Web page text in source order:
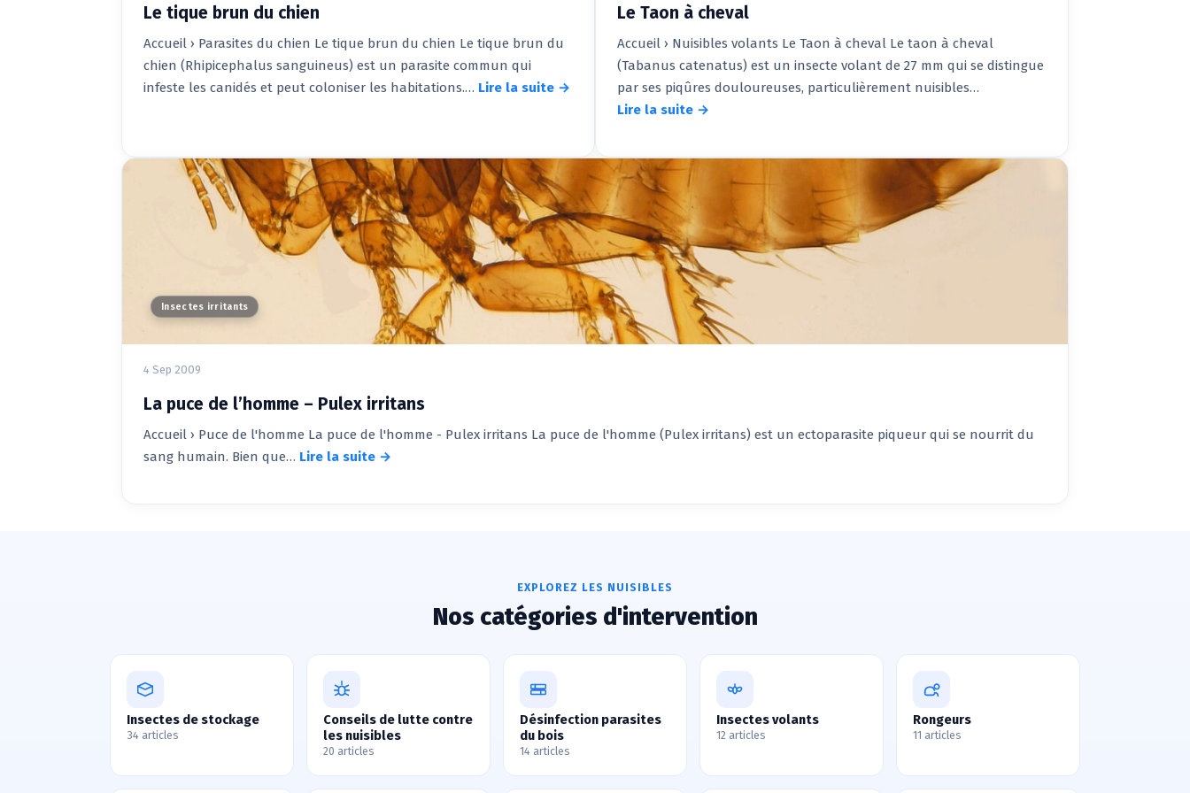
Le tique brun du chien
Accueil › Parasites du chien Le tique brun du chien Le tique brun du
chien (Rhipicephalus sanguineus) est un parasite commun qui
infeste les canidés et peut coloniser les habitations.… Lire la suite →
Le Taon à cheval
Accueil › Nuisibles volants Le Taon à cheval Le taon à cheval
(Tabanus catenatus) est un insecte volant de 27 mm qui se distingue
par ses piqûres douloureuses, particulièrement nuisibles…
Lire la suite →
Insectes irritants
4 Sep 2009
La puce de l’homme – Pulex irritans
Accueil › Puce de l'homme La puce de l'homme - Pulex irritans La puce de l'homme (Pulex irritans) est un ectoparasite piqueur qui se nourrit du
sang humain. Bien que… Lire la suite →
EXPLOREZ LES NUISIBLES
Nos catégories d'intervention
Insectes de stockage
34 articles
Conseils de lutte contre
les nuisibles
20 articles
Désinfection parasites
du bois
14 articles
Insectes volants
12 articles
Rongeurs
11 articles